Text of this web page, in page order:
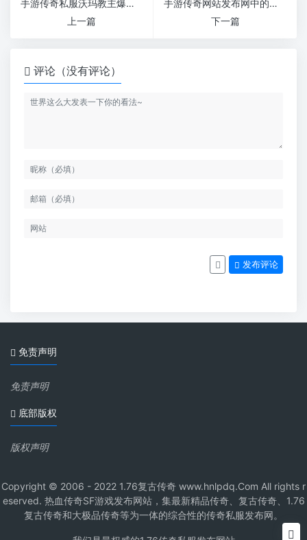
手游传奇私服沃玛教主爆装一览表
上一篇
手游传奇网站发布网中的红名玩家是怎么来的
下一篇
评论（没有评论）
发布评论
免责声明
免责声明
底部版权
版权声明
Copyright © 2006 - 2022 1.76复古传奇 www.hnlpdq.Com All rights r
eserved. 热血传奇SF游戏发布网站，集最新精品传奇、复古传奇、1.76
复古传奇和大极品传奇等为一体的综合性的传奇私服发布网。